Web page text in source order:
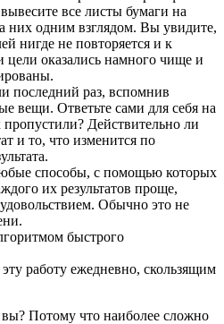
все листы бумаги на
них одним взглядом. Вы увидите,
нигде не повторяется и к
оказались намного чище и
последний раз, вспомнив
вещи. Ответьте сами для себя на
Действительно ли
и то, что изменится по
способы, с помощью которых
их результатов проще,
Обычно это не
быстрого
работу ежедневно, скользящим
Потому что наиболее сложно